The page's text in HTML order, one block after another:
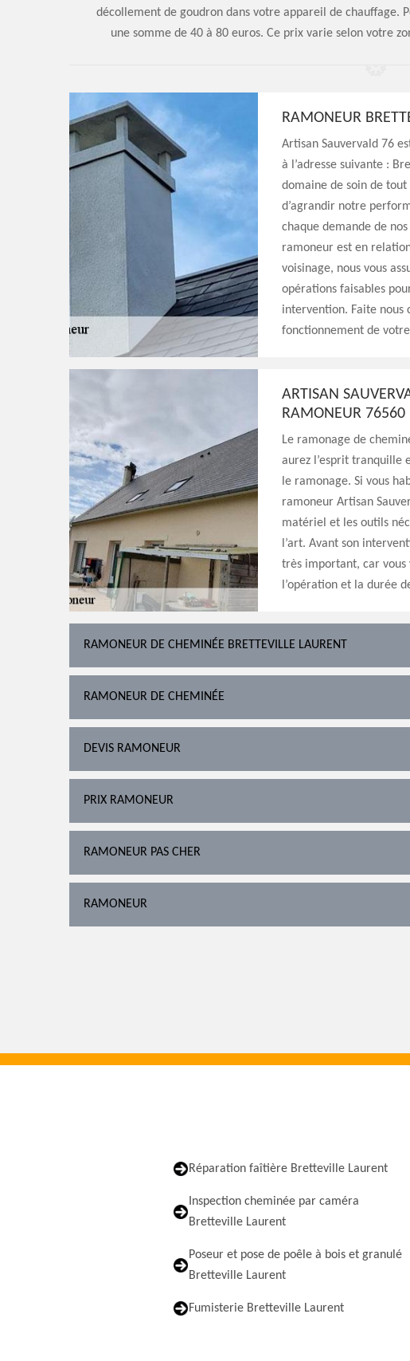
décollement de goudron dans votre appareil de chauffage.
une somme de 40 à 80 euros. Ce prix varie selon votre
RAMONEUR
Artisan Sauvervald 76
à l’adresse suivante :
domaine de soin de tout
d’agrandir notre
chaque demande de
ramoneur est en
voisinage, nous vous
opérations faisables
intervention. Faite nous
fonctionnement de
ARTISAN
RAMONEUR 76560
Le ramonage de
aurez l’esprit tranquille
le ramonage. Si vous
ramoneur Artisan
matériel et les outils
l’art. Avant son
très important, car vous
l’opération et la durée
RAMONEUR DE CHEMINÉE BRETTEVILLE LAURENT
RAMONEUR DE CHEMINÉE
DEVIS RAMONEUR
PRIX RAMONEUR
RAMONEUR PAS CHER
RAMONEUR
Réparation faîtière Bretteville Laurent
Inspection cheminée par caméra
Bretteville Laurent
Poseur et pose de poêle à bois et granulé
Bretteville Laurent
Fumisterie Bretteville Laurent